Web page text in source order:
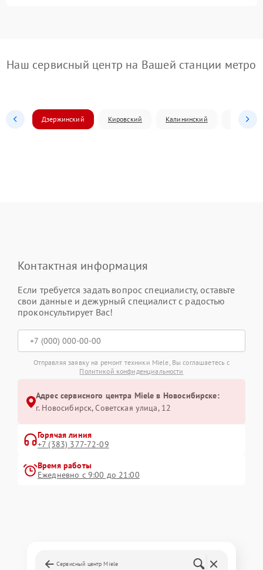
Наш сервисный центр на Вашей станции метро
Дзержинский Кировский Калининский
Контактная информация
Если требуется задать вопрос специалисту, оставьте
свои данные и дежурный специалист с радостью
проконсультирует Вас!
Отправляя заявку на ремонт техники Miele, Вы соглашаетесь с
Политикой конфиденциальности
Адрес сервисного центра Miele в Новосибирске:
г. Новосибирск, Советская улица, 12
Горячая линия
+7 (383) 377-72-09
Время работы
Ежедневно с 9:00 до 21:00
Сервисный центр Miele